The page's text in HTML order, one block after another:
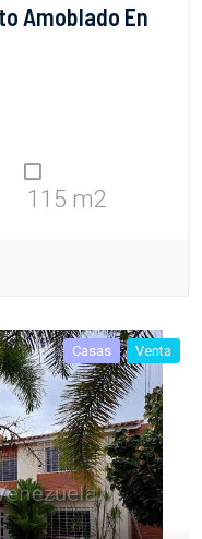
Amoblado En
115 m2
Casas Venta